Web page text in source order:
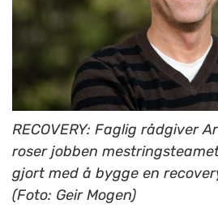
RECOVERY: Faglig rådgiver
roser jobben
gjort med å bygge en
(Foto: Geir Mogen)